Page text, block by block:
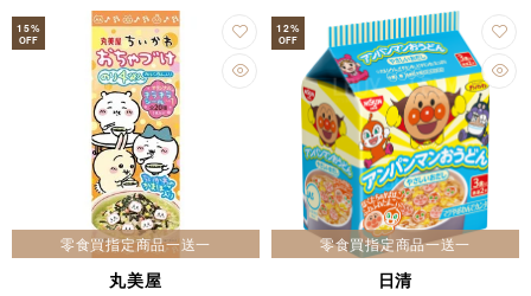
15%
OFF
零食買指定商品一送一
丸美屋
12%
OFF
零食買指定商品一送一
日清